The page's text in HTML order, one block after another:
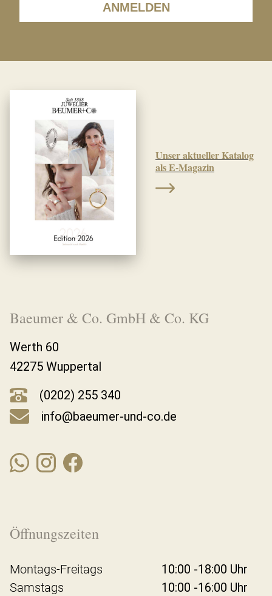
ANMELDEN
Unser aktueller Katalog
als E-Magazin
Baeumer & Co. GmbH & Co. KG
Werth 60
42275 Wuppertal
(0202) 255 340
info@baeumer-und-co.de
Öffnungszeiten
Montags-Freitags
10:00 -18:00 Uhr
Samstags
10:00 -16:00 Uhr